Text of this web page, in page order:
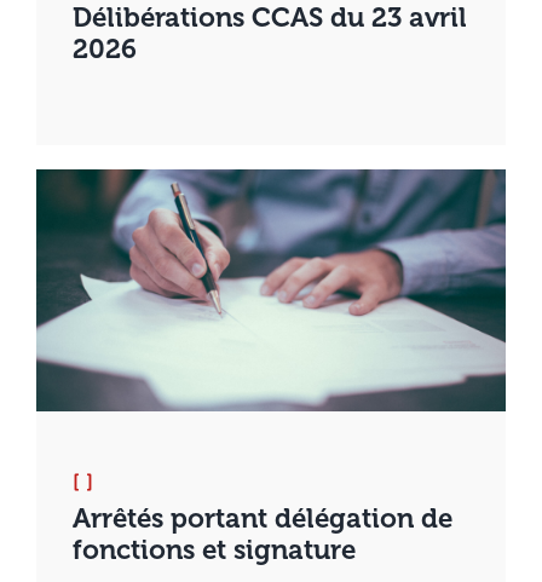
Délibérations CCAS du 23 avril
2026
[ ]
Arrêtés portant délégation de
fonctions et signature